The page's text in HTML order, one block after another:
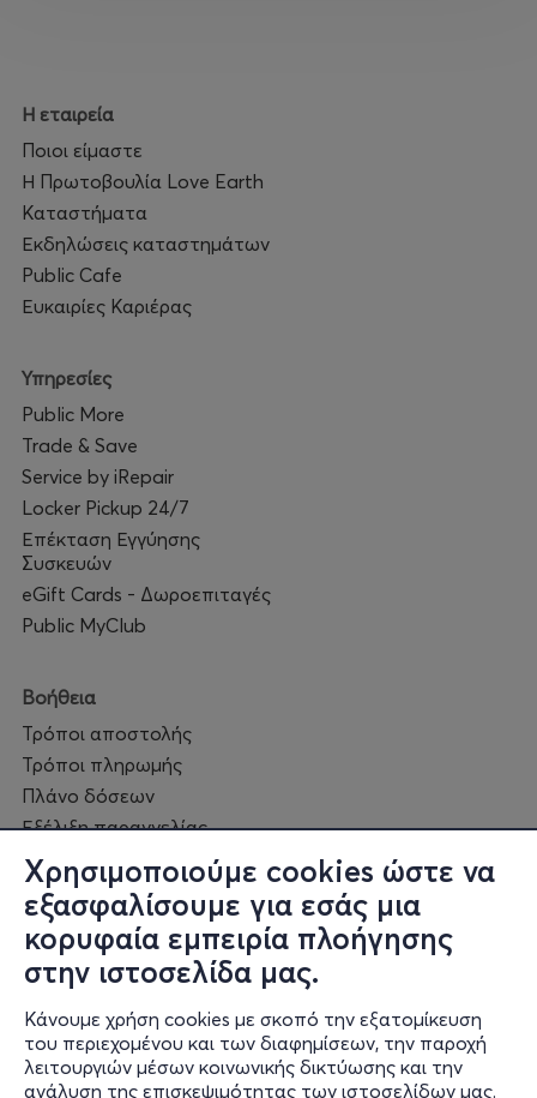
Χρησιμοποιούμε cookies ώστε να
εξασφαλίσουμε για εσάς μια
κορυφαία εμπειρία πλοήγησης
στην ιστοσελίδα μας.
Κάνουμε χρήση cookies με σκοπό την εξατομίκευση
του περιεχομένου και των διαφημίσεων, την παροχή
λειτουργιών μέσων κοινωνικής δικτύωσης και την
ανάλυση της επισκεψιμότητας των ιστοσελίδων μας.
Η εταιρεία
Ποιοι είμαστε
Η Πρωτοβουλία Love Earth
Καταστήματα
Εκδηλώσεις καταστημάτων
Public Cafe
Ευκαιρίες Καριέρας
Υπηρεσίες
Public More
Trade & Save
Service by iRepair
Locker Pickup 24/7
Επέκταση Εγγύησης
Συσκευών
eGift Cards - Δωροεπιταγές
Public MyClub
Βοήθεια
Τρόποι αποστολής
Τρόποι πληρωμής
Πλάνο δόσεων
Εξέλιξη παραγγελίας
Πορεία επισκευής
Συχνές ερωτήσεις και
επικοινωνία
Ο online κόσμος μας
Public GR
Public CY
Publicbusiness.gr